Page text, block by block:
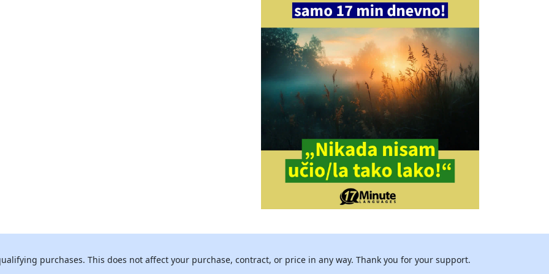
purchases. This does not affect your purchase, contract, or price in any way. Thank you for your support.